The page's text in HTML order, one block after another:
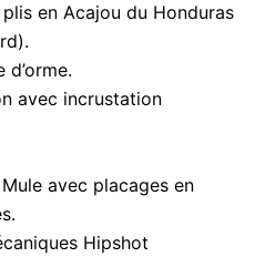
en Acajou du Honduras
avec incrustation
avec placages en
Hipshot